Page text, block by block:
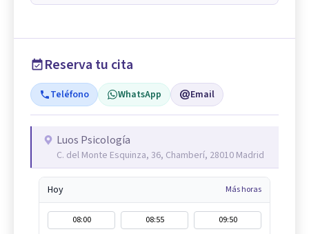
Reserva tu cita
Teléfono WhatsApp Email
Luos Psicología
C. del Monte Esquinza, 36, Chamberí, 28010 Madrid
Hoy Más horas
08:00 08:55
09:50